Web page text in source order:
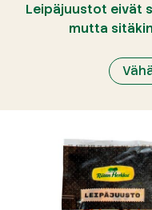
Leipäjuustot eivät
mutta